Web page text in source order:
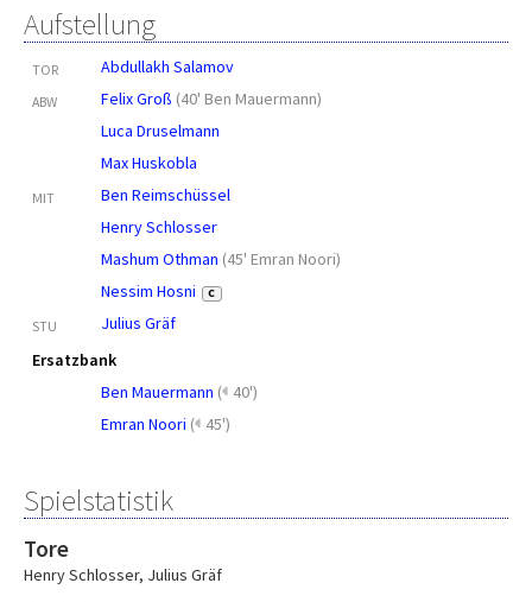
Aufstellung
TOR Abdullakh Salamov
ABW Felix Groß (40' Ben Mauermann)
Luca Druselmann
Max Huskobla
MIT
Ben Reimschüssel
Henry Schlosser
Mashum Othman (45' Emran Noori)
Nessim Hosni
C
STU
Julius Gräf
Ersatzbank
Ben Mauermann ( 40')
Emran Noori ( 45')
Spielstatistik
Tore
Henry Schlosser, Julius Gräf